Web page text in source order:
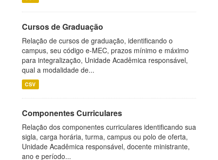
Cursos de Graduação
Relação de cursos de graduação, identificando o
campus, seu código e-MEC, prazos mínimo e máximo
para integralização, Unidade Acadêmica responsável,
qual a modalidade de...
CSV
Componentes Curriculares
Relação dos componentes curriculares identificando sua
sigla, carga horária, turma, campus ou polo de oferta,
Unidade Acadêmica responsável, docente ministrante,
ano e período...